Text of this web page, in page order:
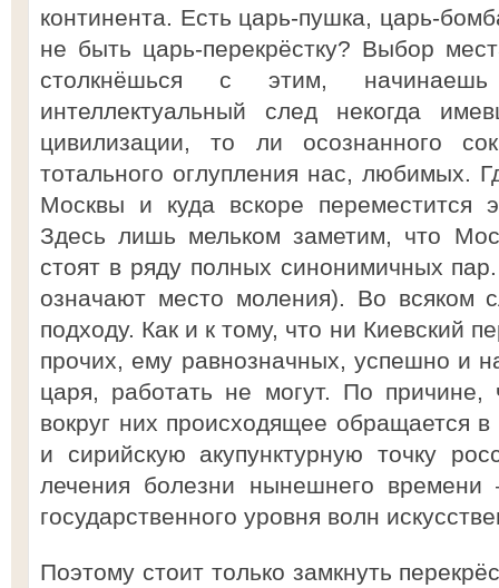
континента. Есть царь-пушка, царь-
не быть царь-перекрёстку? Выбор
столкнёшься с этим,
интеллектуальный след некогда
цивилизации, то ли осознанного
тотального оглупления нас, любимых.
Москвы и куда вскоре переместится
Здесь лишь мельком заметим, что
стоят в ряду полных синонимичных
означают место моления). Во всяком
подходу. Как и к тому, что ни Киевский
прочих, ему равнозначных, успешно и
царя, работать не могут. По причине,
вокруг них происходящее обращается
и сирийскую акупунктурную точку
лечения болезни нынешнего
государственного уровня волн
Поэтому стоит только замкнуть